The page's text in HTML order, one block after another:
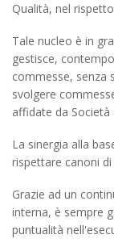
Qualità, nel
Tale nucleo è in
gestisce,
commesse, senza
svolgere
affidate da
La sinergia alla
rispettare canoni
Grazie ad un
interna, è sempre
puntualità